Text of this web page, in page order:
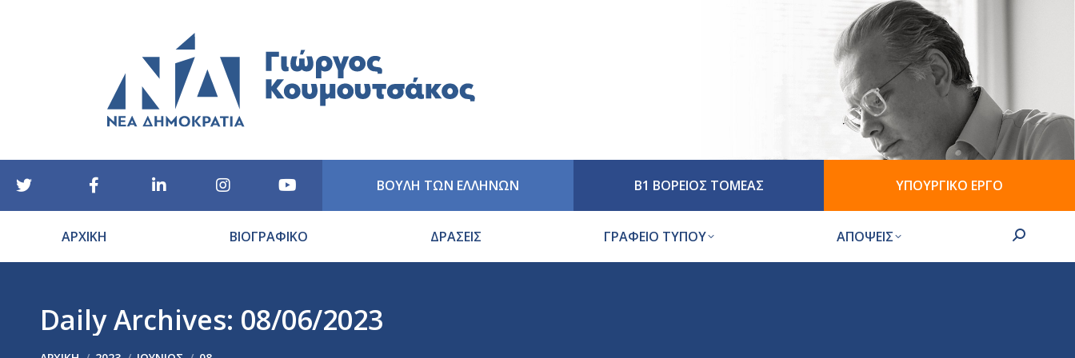
ΒΟΥΛΗ ΤΩΝ ΕΛΛΗΝΩΝ Β1 ΒΟΡΕΙΟΣ ΤΟΜΕΑΣ ΥΠΟΥΡΓΙΚΟ ΕΡΓΟ
ΑΡΧΙΚΗ ΒΙΟΓΡΑΦΙΚΟ ΔΡΑΣΕΙΣ ΓΡΑΦΕΙΟ ΤΥΠΟΥ ΑΠΟΨΕΙΣ Search:
Daily Archives: 08/06/2023